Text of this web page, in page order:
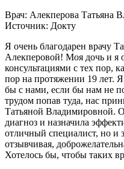
Врач: Алекперова Татьяна
Источник: Докту
Я очень благодарен врачу
Алекперовой! Моя дочь и я
консультациями с тех пор,
пор на протяжении 19 лет.
бы с нами, если бы нам не
трудом попав туда, нас
Татьяной Владимировной.
диагноз и назначила
отличный специалист, но и
отзывчивая,
Хотелось бы, чтобы таких